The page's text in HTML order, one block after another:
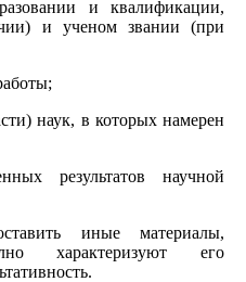
и квалификации,
и ученом звании (при
наук, в которых намерен
результатов научной
иные материалы,
характеризуют его